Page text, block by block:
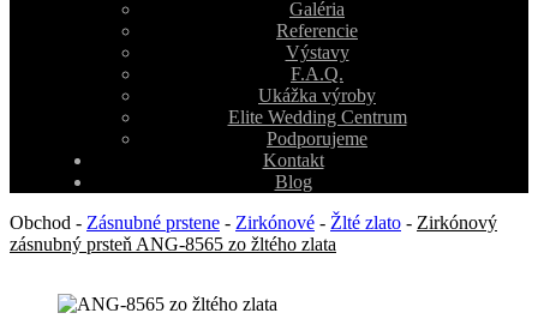
Galéria
Referencie
Výstavy
F.A.Q.
Ukážka výroby
Elite Wedding Centrum
Podporujeme
Kontakt
Blog
Obchod - Zásnubné prstene - Zirkónové - Žlté zlato - Zirkónový
zásnubný prsteň ANG-8565 zo žltého zlata